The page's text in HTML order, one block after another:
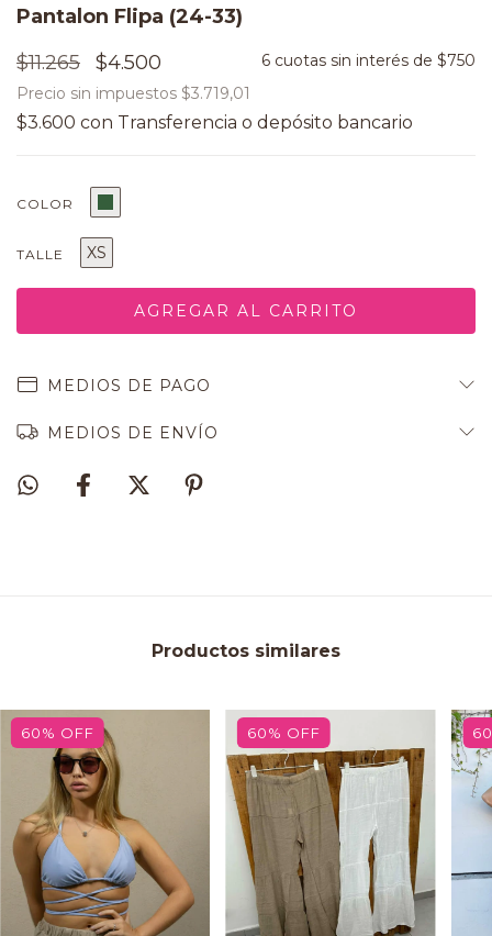
Pantalon Flipa (24-33)
$11.265
$4.500 6 cuotas sin interés de $750
Precio sin impuestos $3.719,01
$3.600 con
COLOR
TALLE XS
MEDIOS DE PAGO
MEDIOS DE ENVÍO
Productos similares
60% OFF 60% OFF